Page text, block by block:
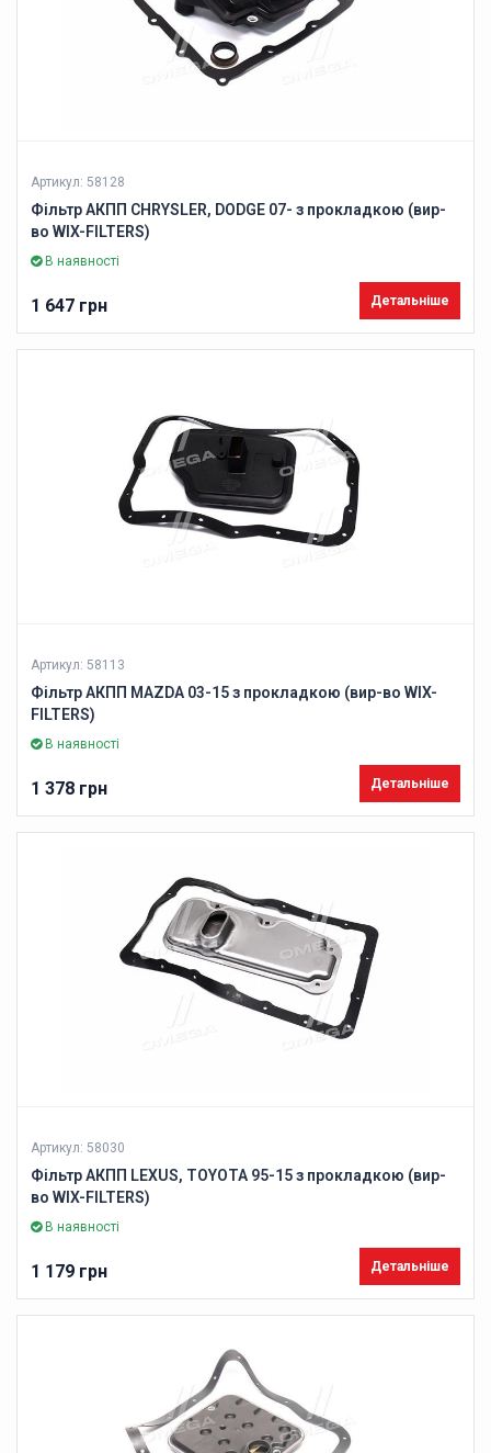
Артикул: 58128
Фільтр АКПП CHRYSLER, DODGE 07- з прокладкою (вир-
во WIX-FILTERS)
В наявності
1 647 грн Детальніше
Артикул: 58113
Фільтр АКПП MAZDA 03-15 з прокладкою (вир-во WIX-
FILTERS)
В наявності
1 378 грн Детальніше
Артикул: 58030
Фільтр АКПП LEXUS, TOYOTA 95-15 з прокладкою (вир-
во WIX-FILTERS)
В наявності
1 179 грн Детальніше